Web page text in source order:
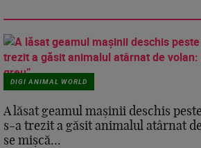
DIGI ANIMAL WORLD
A lăsat geamul mașinii deschis
s-a trezit a găsit animalul atârnat
se mișcă...